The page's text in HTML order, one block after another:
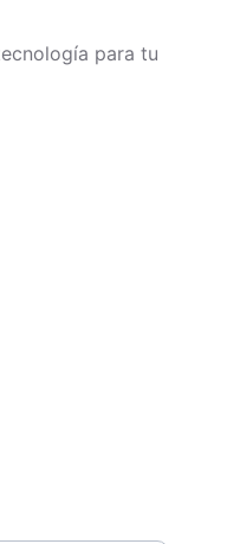
para tu